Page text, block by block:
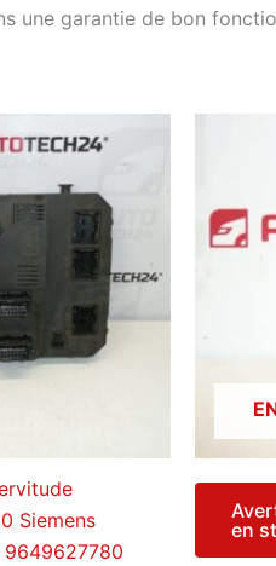
une garantie de bon
Siemens
en